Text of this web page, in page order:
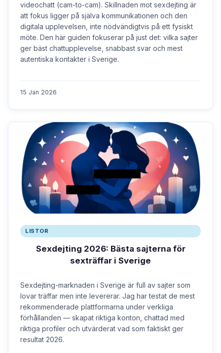
videochatt (cam-to-cam). Skillnaden mot sexdejting är
att fokus ligger på själva kommunikationen och den
digitala upplevelsen, inte nödvändigtvis på ett fysiskt
möte. Den här guiden fokuserar på just det: vilka sajter
ger bäst chattupplevelse, snabbast svar och mest
autentiska kontakter i Sverige.
15 Jan 2026
LISTOR
Sexdejting 2026: Bästa sajterna för
sexträffar i Sverige
Sexdejting-marknaden i Sverige är full av sajter som
lovar träffar men inte levererar. Jag har testat de mest
rekommenderade plattformarna under verkliga
förhållanden — skapat riktiga konton, chattad med
riktiga profiler och utvärderat vad som faktiskt ger
resultat 2026.